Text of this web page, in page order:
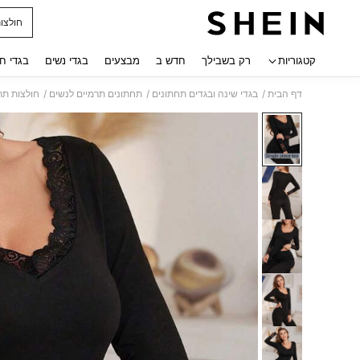
קטגוריות רק בשבילך חדש ב מבצעים בגדי נשים בגדי
דף הבית / בגדי שינה ובגדים תחתונים / תחתונים תרמיים לנשים / חולצות